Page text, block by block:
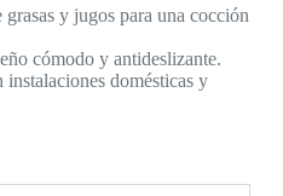
grasas y jugos para una cocción
cómodo y antideslizante.
instalaciones domésticas y